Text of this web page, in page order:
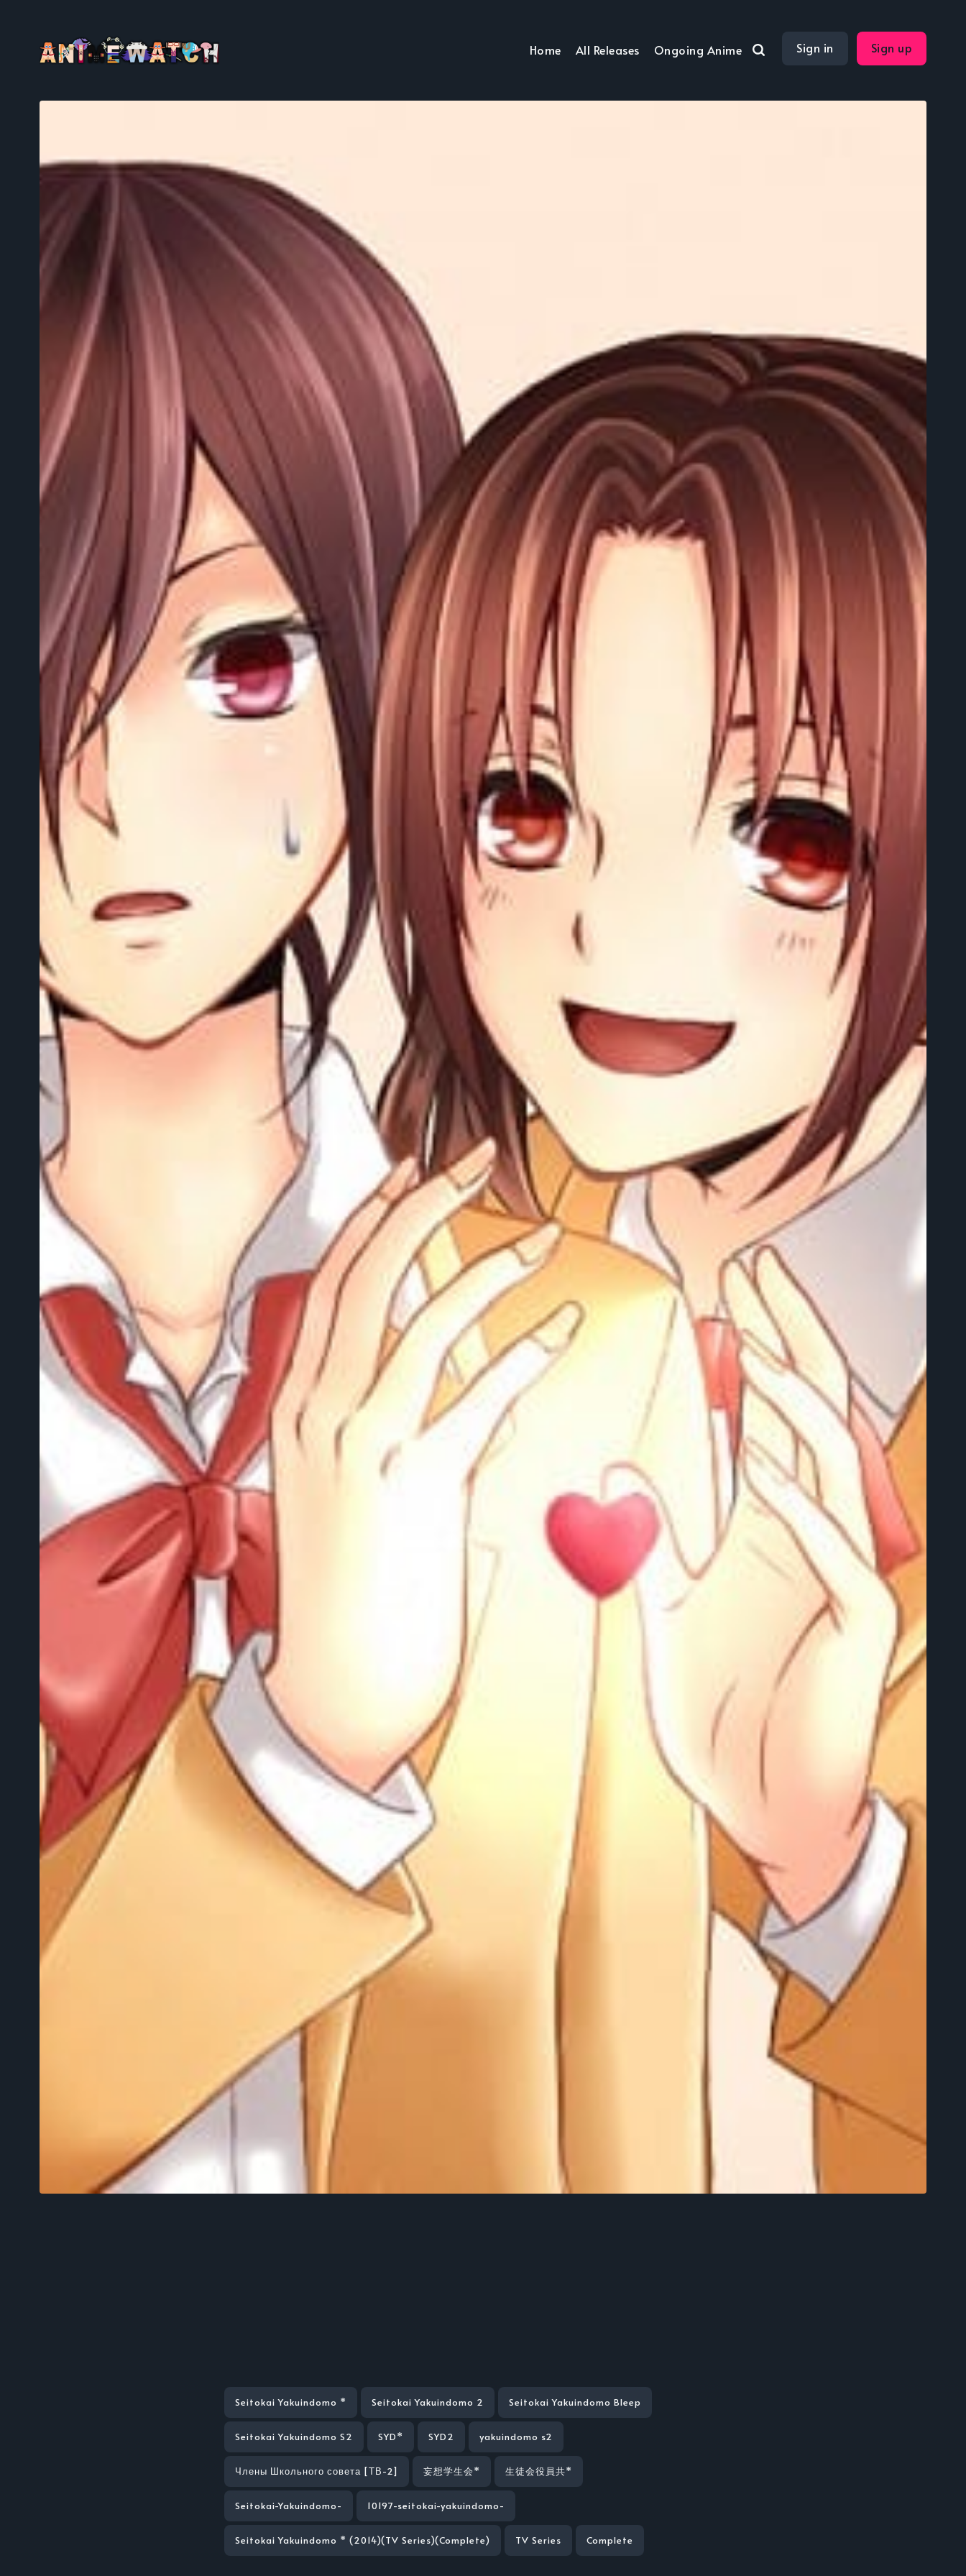
Home All Releases Ongoing Anime Sign in Sign up
Seitokai Yakuindomo * Seitokai Yakuindomo 2 Seitokai Yakuindomo Bleep
Seitokai Yakuindomo S2 SYD* SYD2 yakuindomo s2
Члены Школьного совета [ТВ-2] 妄想学生会* 生徒会役員共*
Seitokai-Yakuindomo- 10197-seitokai-yakuindomo-
Seitokai Yakuindomo * (2014)(TV Series)(Complete) TV Series Complete